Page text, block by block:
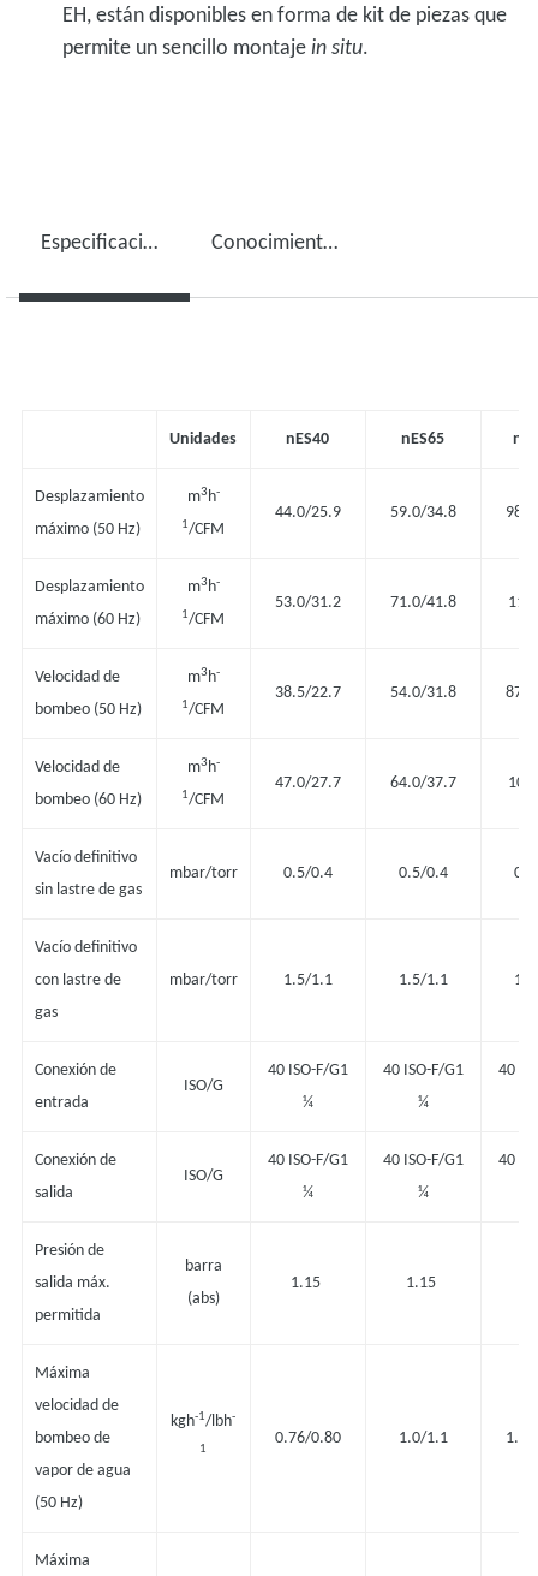
EH, están disponibles en forma de kit de piezas que
permite un sencillo montajein situ.
Especificaciones técnicas Conocimientos y visión
Unidades nES40 nES65
Desplazamiento
máximo (50 Hz)
m3h-
1/CFM
44.0/25.9 59.0/34.8
Desplazamiento
máximo (60 Hz)
m3h-
1/CFM
53.0/31.2 71.0/41.8
Velocidad de
bombeo (50 Hz)
m3h-
1/CFM
38.5/22.7 54.0/31.8
Velocidad de
bombeo (60 Hz)
m3h-
1/CFM
47.0/27.7 64.0/37.7
Vacío definitivo
sin lastre de gas
mbar/torr 0.5/0.4 0.5/0.4
Vacío definitivo
con lastre de
gas
mbar/torr 1.5/1.1 1.5/1.1
Conexión de
entrada
ISO/G
40 ISO-F/G1
¼
40 ISO-F/G1
¼
40
Conexión de
salida
ISO/G
40 ISO-F/G1
¼
40 ISO-F/G1
¼
40
Presión de
salida máx.
permitida
barra
(abs)
1.15 1.15
Máxima
velocidad de
bombeo de
vapor de agua
(50 Hz)
kgh-1/lbh-
1
0.76/0.80 1.0/1.1
Máxima